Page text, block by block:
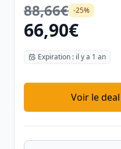
88,66€ -25%
66,90€
Expiration : il y a 1 an
Voir le deal